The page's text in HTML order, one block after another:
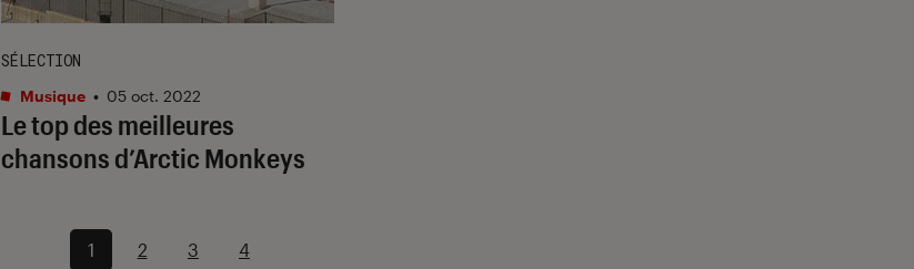
Le top des meilleures
chansons d’Arctic Monkeys
SÉLECTION
Musique • 05 oct. 2022
1 2 3 4